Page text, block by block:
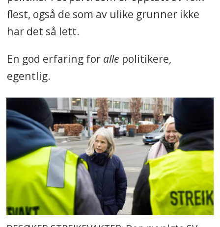
flest, også de som av ulike grunner ikke
har det så lett.
En god erfaring for alle politikere,
egentlig.